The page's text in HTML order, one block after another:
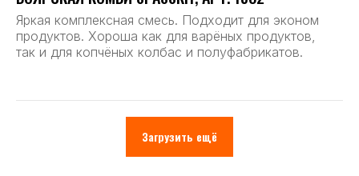
Яркая комплексная смесь. Подходит для эконом
продуктов. Хороша как для варёных продуктов,
так и для копчёных колбас и полуфабрикатов.
Загрузить ещё